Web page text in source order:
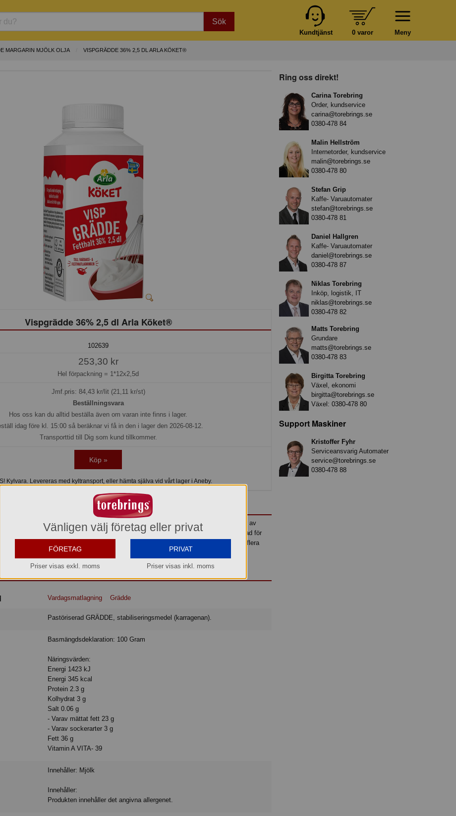
Sök
Meny
0 varor
Kundtjänst
MARGARIN MJÖLK OLJA VISPGRÄDDE 36% 2,5 DL ARLA KÖKET®
Vispgrädde 36% 2,5 dl Arla Köket®
102639
253,30 kr
Hel förpackning = 1*12x2,5d
Jmf.pris: 84,43kr/lit (21,11 kr/st)
Beställningsvara
Hos oss kan du alltid beställa även om varan inte finns i lager.
idag före kl. 15:00 så beräknar vi få in den i lager den 2026-08-12.
Transporttid till Dig som kund tillkommer.
Köp »
Kylvara. Levereras med kyltransport, eller hämta själva vid vårt lager i Aneby.
gräddsmak och mjuk, krämig och len konsistens. Den både förstärker och rundar av
till matlagning, bakning och desserter. Även en liten mängd grädde gör stor skillnad för
återförslutningsbar förpackning med skruvkork och håller sig god och fräsch flera
gräddkannan garanterar 100 procent svensk grädde.
Vardagsmatlagning Grädde
Pastöriserad GRÄDDE, stabiliseringsmedel (karragenan).
Basmängdsdeklaration: 100 Gram
Näringsvärden:
Energi 1423 kJ
Energi 345 kcal
Protein 2.3 g
Kolhydrat 3 g
Salt 0.06 g
- Varav mättat fett 23 g
- Varav sockerarter 3 g
Fett 36 g
Vitamin A VITA- 39
Innehåller: Mjölk
Innehåller:
Produkten innehåller det angivna allergenet.
Ring oss direkt!
Carina Torebring
Order, kundservice
carina@torebrings.se
0380-478 84
Malin Hellström
Internetorder, kundservice
malin@torebrings.se
0380-478 80
Stefan Grip
Kaffe- Varuautomater
stefan@torebrings.se
0380-478 81
Daniel Hallgren
Kaffe- Varuautomater
daniel@torebrings.se
0380-478 87
Niklas Torebring
Inköp, logistik, IT
niklas@torebrings.se
0380-478 82
Matts Torebring
Grundare
matts@torebrings.se
0380-478 83
Birgitta Torebring
Växel, ekonomi
birgitta@torebrings.se
Växel: 0380-478 80
Support Maskiner
Kristoffer Fyhr
Serviceansvarig Automater
service@torebrings.se
0380-478 88
Vänligen välj företag eller privat
FÖRETAG
Priser visas exkl. moms
PRIVAT
Priser visas inkl. moms